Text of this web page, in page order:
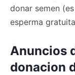
donar semen
esperma
Anuncios
donacion